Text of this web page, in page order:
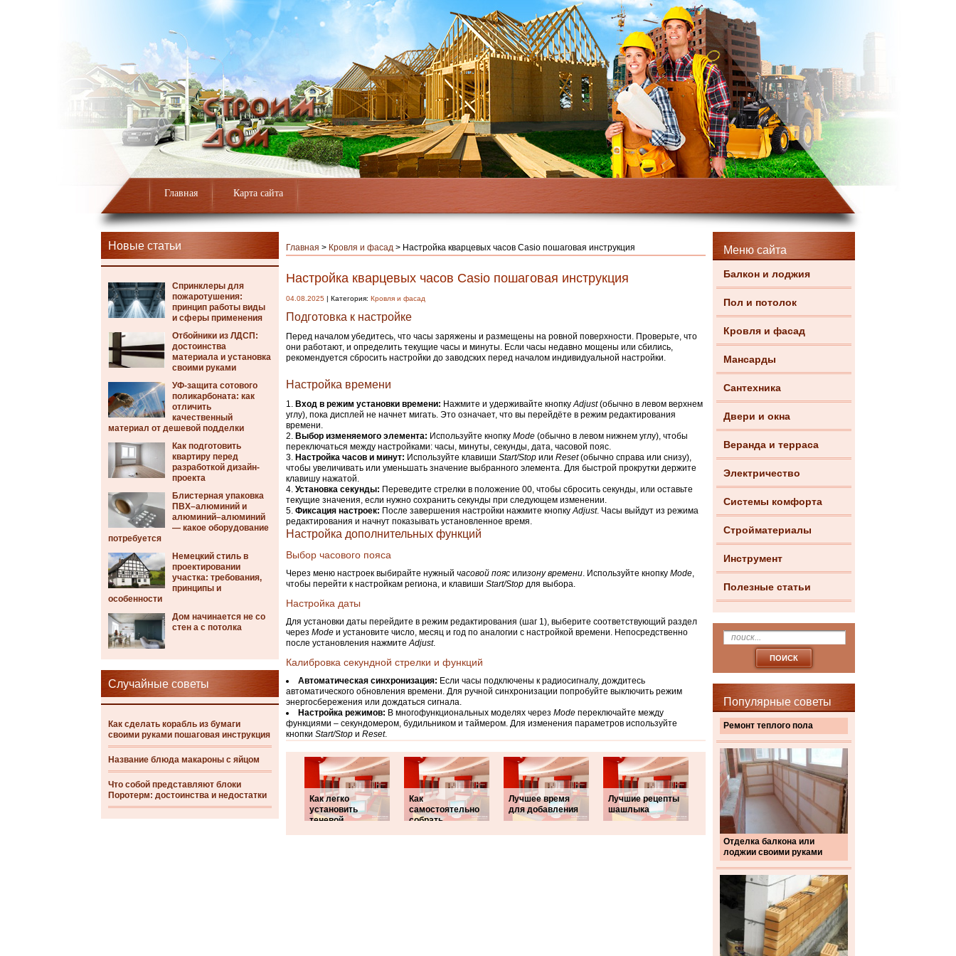
Главная Карта сайта
Новые статьи
Спринклеры для
пожаротушения:
принцип работы виды
и сферы применения
Отбойники из ЛДСП:
достоинства
материала и установка
своими руками
УФ-защита сотового
поликарбоната: как
отличить
качественный
материал от дешевой подделки
Как подготовить
квартиру перед
разработкой дизайн-
проекта
Блистерная упаковка
ПВХ–алюминий и
алюминий–алюминий
— какое оборудование
потребуется
Немецкий стиль в
проектировании
участка: требования,
принципы и
особенности
Дом начинается не со
стен а с потолка
Случайные советы
Как сделать корабль из бумаги
своими руками пошаговая инструкция
Название блюда макароны с яйцом
Что собой представляют блоки
Поротерм: достоинства и недостатки
Меню сайта
Балкон и лоджия
Пол и потолок
Кровля и фасад
Мансарды
Сантехника
Двери и окна
Веранда и терраса
Электричество
Системы комфорта
Стройматериалы
Инструмент
Полезные статьи
Популярные советы
Ремонт теплого пола
Отделка балкона или
лоджии своими руками
Главная > Кровля и фасад > Настройка кварцевых часов Casio пошаговая инструкция
Настройка кварцевых часов Casio пошаговая инструкция
04.08.2025 | Категория: Кровля и фасад
Подготовка к настройке
Перед началом убедитесь, что часы заряжены и размещены на ровной поверхности. Проверьте, что
они работают, и определить текущие часы и минуты. Если часы недавно мощены или сбились,
рекомендуется сбросить настройки до заводских перед началом индивидуальной настройки.
Настройка времени
Вход в режим установки времени: Нажмите и удерживайте кнопкуAdjust(обычно в левом верхнем
углу), пока дисплей не начнет мигать. Это означает, что вы перейдёте в режим редактирования
времени.
Выбор изменяемого элемента: Используйте кнопку Mode (обычно в левом нижнем углу), чтобы
переключаться между настройками: часы, минуты, секунды, дата, часовой пояс.
Настройка часов и минут: Используйте клавиши Start/Stop или Reset(обычно справа или снизу),
чтобы увеличивать или уменьшать значение выбранного элемента. Для быстрой прокрутки держите
клавишу нажатой.
Установка секунды: Переведите стрелки в положение 00, чтобы сбросить секунды, или оставьте
текущие значения, если нужно сохранить секунды при следующем изменении.
Фиксация настроек: После завершения настройки нажмите кнопкуAdjust. Часы выйдут из режима
редактирования и начнут показывать установленное время.
Настройка дополнительных функций
Выбор часового пояса
Через меню настроек выбирайте нужный часовой пояс илизону времени. Используйте кнопку Mode,
чтобы перейти к настройкам региона, и клавиши Start/Stop для выбора.
Настройка даты
Для установки даты перейдите в режим редактирования (шаг 1), выберите соответствующий раздел
через Mode и установите число, месяц и год по аналогии с настройкой времени. Непосредственно
после установления нажмитеAdjust.
Калибровка секундной стрелки и функций
Автоматическая синхронизация: Если часы подключены к радиосигналу, дождитесь
автоматического обновления времени. Для ручной синхронизации попробуйте выключить режим
энергосбережения или дождаться сигнала.
Настройка режимов: В многофункциональных моделях через Mode переключайте между
функциями – секундомером, будильником и таймером. Для изменения параметров используйте
кнопки Start/Stop и Reset.
Как легко
установить
теневой
Как
самостоятельно
собрать
Лучшее время
для добавления
Лучшие рецепты
шашлыка